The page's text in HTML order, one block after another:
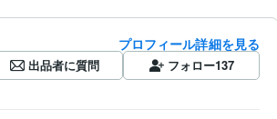
プロフィール詳細を見る
出品者に質問 フォロー137